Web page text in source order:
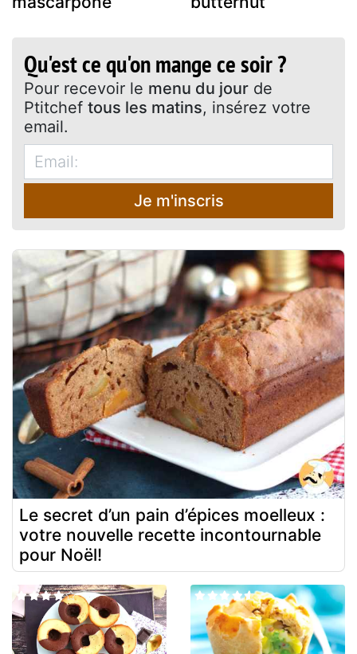
Qu'est ce qu'on mange ce soir ?
Pour recevoir le menu du jour de
Ptitchef tous les matins, insérez votre
email.
Je m'inscris
Le secret d’un pain d’épices moelleux :
votre nouvelle recette incontournable
pour Noël!